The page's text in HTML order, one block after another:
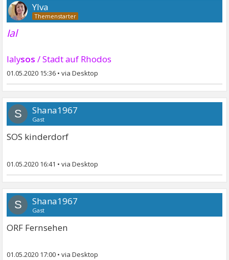
Ylva
Ial
Ialysos / Stadt auf Rhodos
01.05.2020 15:36 •
S Shana1967
Gast
SOS kinderdorf
01.05.2020 16:41 •
S Shana1967
Gast
ORF Fernsehen
01.05.2020 17:00 •